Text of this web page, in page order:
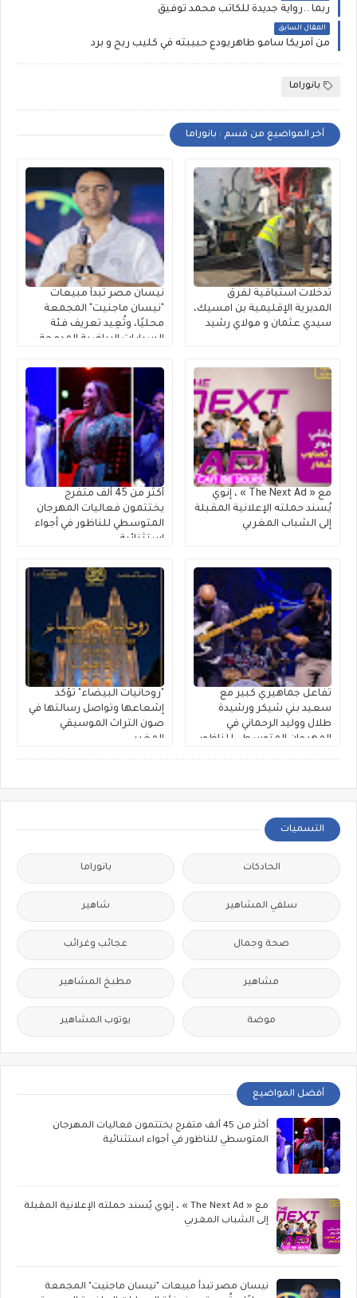
ربما ..رواية جديدة للكاتب محمد توفيق
المقال السابق
من أمريكا سامو طاهريودع حبيبته في كليب ريح و برد
بانوراما
أخر المواضيع من قسم : بانوراما
تدخلات استباقية لفرق
المديرية الإقليمية بن امسيك،
سيدي عثمان و مولاي رشيد
نيسان مصر تبدأ مبيعات
"نيسان ماجنيت" المجمعة
محليًا، وتُعِيد تعريف فئة
السيارات الرياضية المدمجة
مع « The Next Ad » ، إنوي
يُسند حملته الإعلانية المقبلة
إلى الشباب المغربي
أكثر من 45 ألف متفرج
يختتمون فعاليات المهرجان
المتوسطي للناظور في أجواء
استثنائية
تفاعل جماهيري كبير مع
سعيد بني شيكر ورشيدة
طلال ووليد الرحماني في
المهرجان المتوسطي للناظور
"روحانيات البيضاء" تؤكد
إشعاعها وتواصل رسالتها في
صون التراث الموسيقي
المغربي
التسميات
الحادكات بانوراما
سلفي المشاهير شاهير
صحة وجمال عجائب وغرائب
مشاهير مطبخ المشاهير
موضة يوتوب المشاهير
أفضل المواضيع
أكثر من 45 ألف متفرج يختتمون فعاليات المهرجان
المتوسطي للناظور في أجواء استثنائية
مع « The Next Ad » ، إنوي يُسند حملته الإعلانية المقبلة
إلى الشباب المغربي
نيسان مصر تبدأ مبيعات "نيسان ماجنيت" المجمعة